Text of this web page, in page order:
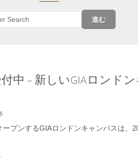
進む
中 – 新しいGIAロンド
ープンするGIAロンドンキャンパスは、